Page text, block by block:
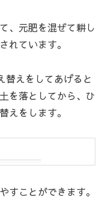
、元肥を混ぜて耕し
れています。
替えをしてあげると
を落としてから、ひ
えをします。
すことができます。